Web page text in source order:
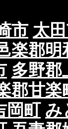
市 太
楽郡明
多野郡
郡甘楽
岡町 み